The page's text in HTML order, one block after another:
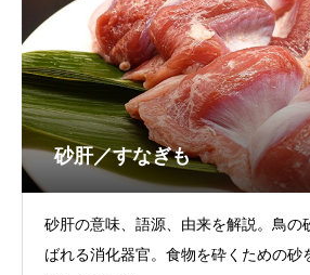
砂肝／すなぎも
砂肝の意味、語源、由来を解説。鳥の
ばれる消化器官。食物を砕くための砂